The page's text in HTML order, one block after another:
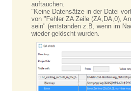
auftauchen.
"Keine Datensätze in der Datei
von "Fehler ZA Zeile (ZA,DA,0),
sein" (entstanden z.B, wenn im
wieder gelöscht wurden.